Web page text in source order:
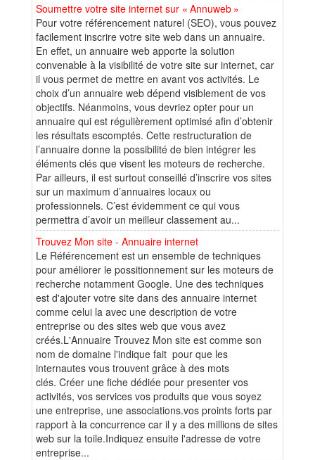
Soumettre votre site internet sur « Annuweb »
Pour votre référencement naturel (SEO), vous pouvez
facilement inscrire votre site web dans un annuaire.
En effet, un annuaire web apporte la solution
convenable à la visibilité de votre site sur internet, car
il vous permet de mettre en avant vos activités. Le
choix d’un annuaire web dépend visiblement de vos
objectifs. Néanmoins, vous devriez opter pour un
annuaire qui est régulièrement optimisé afin d’obtenir
les résultats escomptés. Cette restructuration de
l’annuaire donne la possibilité de bien intégrer les
éléments clés que visent les moteurs de recherche.
Par ailleurs, il est surtout conseillé d’inscrire vos sites
sur un maximum d’annuaires locaux ou
professionnels. C’est évidemment ce qui vous
permettra d’avoir un meilleur classement au...
Trouvez Mon site - Annuaire internet
Le Référencement est un ensemble de techniques
pour améliorer le possitionnement sur les moteurs de
recherche notamment Google. Une des techniques
est d'ajouter votre site dans des annuaire internet
comme celui la avec une description de votre
entreprise ou des sites web que vous avez
créés.L'Annuaire Trouvez Mon site est comme son
nom de domaine l'indique fait pour que les
internautes vous trouvent grâce à des mots
clés. Créer une fiche dédiée pour presenter vos
activités, vos services vos produits que vous soyez
une entreprise, une associations.vos proints forts par
rapport à la concurrence car il y a des millions de sites
web sur la toile.Indiquez ensuite l'adresse de votre
entreprise...